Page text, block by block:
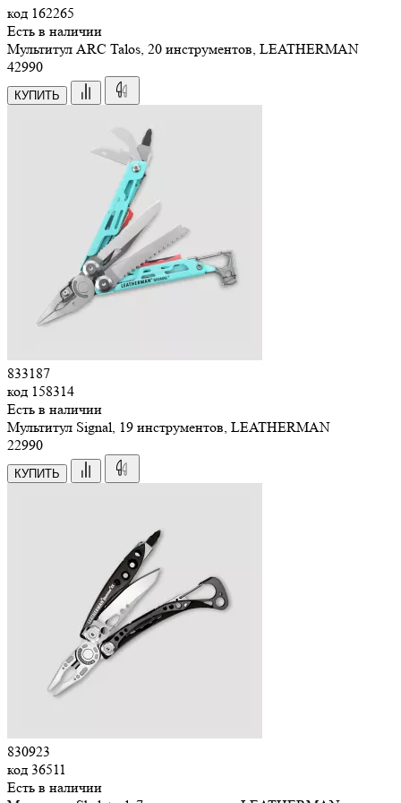
код 162265
Есть в наличии
Мультитул ARC Talos, 20 инструментов, LEATHERMAN
42990
КУПИТЬ
833187
код 158314
Есть в наличии
Мультитул Signal, 19 инструментов, LEATHERMAN
22990
КУПИТЬ
830923
код 36511
Есть в наличии